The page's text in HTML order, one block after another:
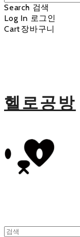
Search 검색
Log In 로그인
Cart장바구니
헬로공방